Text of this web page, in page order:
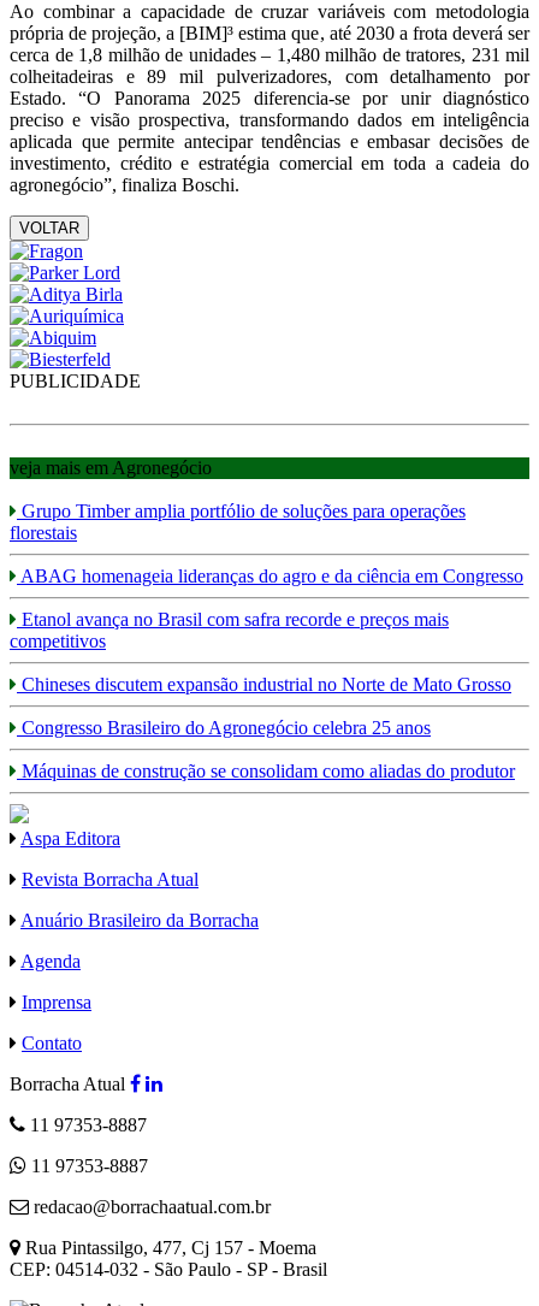
Ao combinar a capacidade de cruzar variáveis com metodologia
própria de projeção, a [BIM]³ estima que, até 2030 a frota deverá ser
cerca de 1,8 milhão de unidades – 1,480 milhão de tratores, 231 mil
colheitadeiras e 89 mil pulverizadores, com detalhamento por
Estado. “O Panorama 2025 diferencia-se por unir diagnóstico
preciso e visão prospectiva, transformando dados em inteligência
aplicada que permite antecipar tendências e embasar decisões de
investimento, crédito e estratégia comercial em toda a cadeia do
agronegócio”, finaliza Boschi.
VOLTAR
PUBLICIDADE
veja mais em Agronegócio
Grupo Timber amplia portfólio de soluções para operações
florestais
ABAG homenageia lideranças do agro e da ciência em Congresso
Etanol avança no Brasil com safra recorde e preços mais
competitivos
Chineses discutem expansão industrial no Norte de Mato Grosso
Congresso Brasileiro do Agronegócio celebra 25 anos
Máquinas de construção se consolidam como aliadas do produtor
Aspa Editora
Revista Borracha Atual
Anuário Brasileiro da Borracha
Agenda
Imprensa
Contato
Borracha Atual
11 97353-8887
11 97353-8887
redacao@borrachaatual.com.br
Rua Pintassilgo, 477, Cj 157 - Moema
CEP: 04514-032 - São Paulo - SP - Brasil